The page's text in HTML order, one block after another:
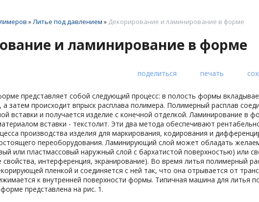
»Литье под давлением » Декорирование и ламинирование в форме
и ламинирование в форме
поделиться печать
представляет собой следующий процесс: в полость формы
а затем происходит впрыск расплава полимера. Полимерный расплав
вставки и получается изделие с конечной отделкой. Ламинирование в
вставки - текстолит. Эти два метода обеспечивают
производства изделия для маркирования, кодирования и
переоборудования. Ламинирующий слой может обладать
или пластмассовый наружный слой с бархатистой поверхностью) или
свойства, интерференция, экранирование). Во время литья полимерный
пленкой и соединяется с ней так, что она отрывается от
к внутренней поверхности формы. Типичная машина для литья
представлена на рис. 1.